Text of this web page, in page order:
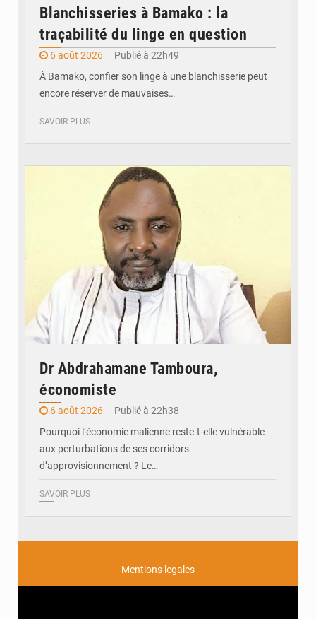
Blanchisseries à Bamako : la
traçabilité du linge en question
6 août 2026
Publié à 22h49
À Bamako, confier son linge à une blanchisserie peut
encore réserver de mauvaises…
SAVOIR PLUS
Dr Abdrahamane Tamboura,
économiste
6 août 2026
Publié à 22h38
Pourquoi l’économie malienne reste-t-elle vulnérable
aux perturbations de ses corridors
d’approvisionnement ? Le…
SAVOIR PLUS
Mentions legales